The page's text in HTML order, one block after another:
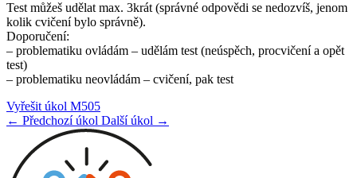
Test můžeš udělat max. 3krát (správné odpovědi se nedozvíš, jenom
kolik cvičení bylo správně).
Doporučení:
– problematiku ovládám – udělám test (neúspěch, procvičení a opět
test)
– problematiku neovládám – cvičení, pak test
Vyřešit úkol M505
← Předchozí úkol Další úkol →